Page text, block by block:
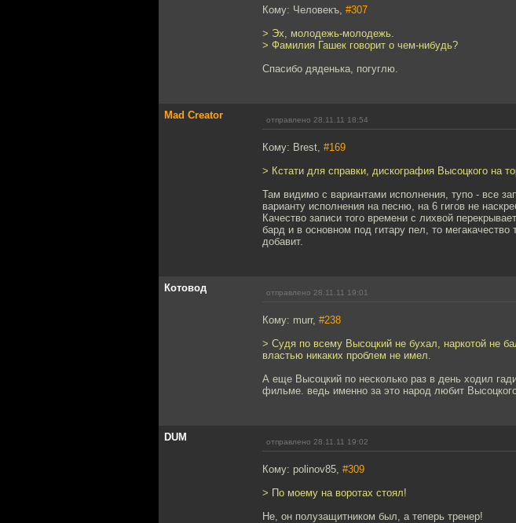
Кому: Человекъ, #307
> Эх, молодежь-молодежь.
> Фамилия Гашек говорит о чем-нибудь?
Спасибо дяденька, погуглю.
Mad Creator отправлено 28.11.11 18:54
Кому: Brest, #169
> Кстати для справки, дискография Высоцкого на
Там видимо с вариантами исполнения, тупо - все
варианту исполнения на песню, на 6 гигов не
Качество записи того времени с лихвой
бард и в основном под гитару пел, то
добавит.
Котовод отправлено 28.11.11 19:01
Кому: murr, #238
> Судя по всему Высоцкий не бухал, наркотой не
властью никаких проблем не имел.
А еще Высоцкий по несколько раз в день ходил
фильме. ведь именно за это народ любит
DUM отправлено 28.11.11 19:02
Кому: polinov85, #309
> По моему на воротах стоял!
Не, он полузащитником был, а теперь тренер!